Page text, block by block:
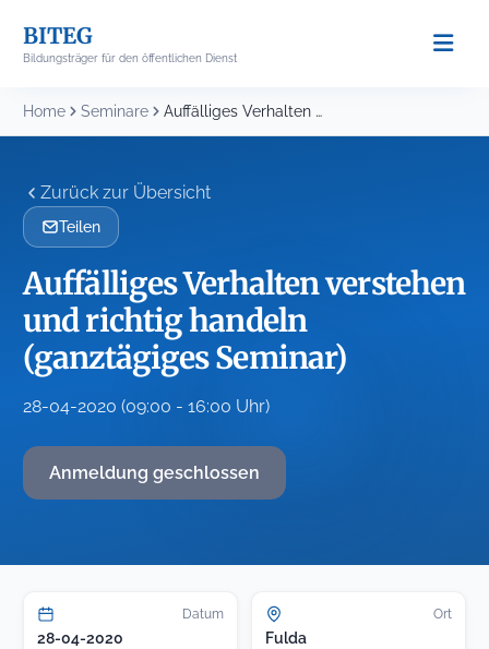
content
BITEG
Bildungsträger für den öffentlichen Dienst
Home Seminare Auffälliges Verhalten verstehen und richtig handeln (ganztägiges Seminar)
Zurück zur Übersicht
Teilen
Auffälliges Verhalten verstehen
und richtig handeln
(ganztägiges Seminar)
28-04-2020 (09:00 - 16:00 Uhr)
Anmeldung geschlossen
Datum
28-04-2020
Ort
Fulda